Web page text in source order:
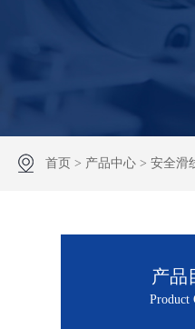
首页 > 产品中心 > 安全滑
产品
Product